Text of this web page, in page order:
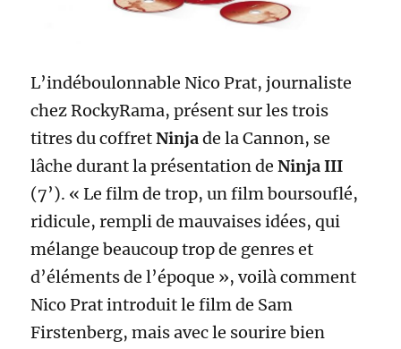
L’indéboulonnable Nico Prat, journaliste
chez RockyRama, présent sur les trois
titres du coffretNinjade la Cannon, se
lâche durant la présentation deNinja III
(7’). « Le film de trop, un film boursouflé,
ridicule, rempli de mauvaises idées, qui
mélange beaucoup trop de genres et
d’éléments de l’époque », voilà comment
Nico Prat introduit le film de Sam
Firstenberg, mais avec le sourire bien